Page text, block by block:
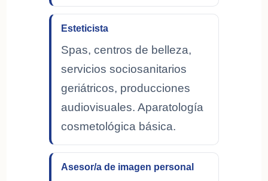
Esteticista
Spas, centros de belleza,
servicios sociosanitarios
geriátricos, producciones
audiovisuales. Aparatología
cosmetológica básica.
Asesor/a de imagen personal